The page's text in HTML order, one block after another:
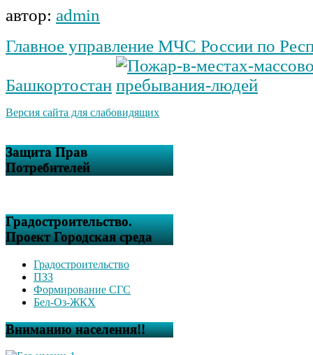
автор: admin
Главное управление МЧС России по
Башкортостан
Версия сайта для слабовидящих
Защита Прав
Потребителей
Градостроительство.
Проект Городская среда
Градостроительство
ПЗЗ
Формирование СГС
Бел-Оз-ЖКХ
Вниманию населения!!